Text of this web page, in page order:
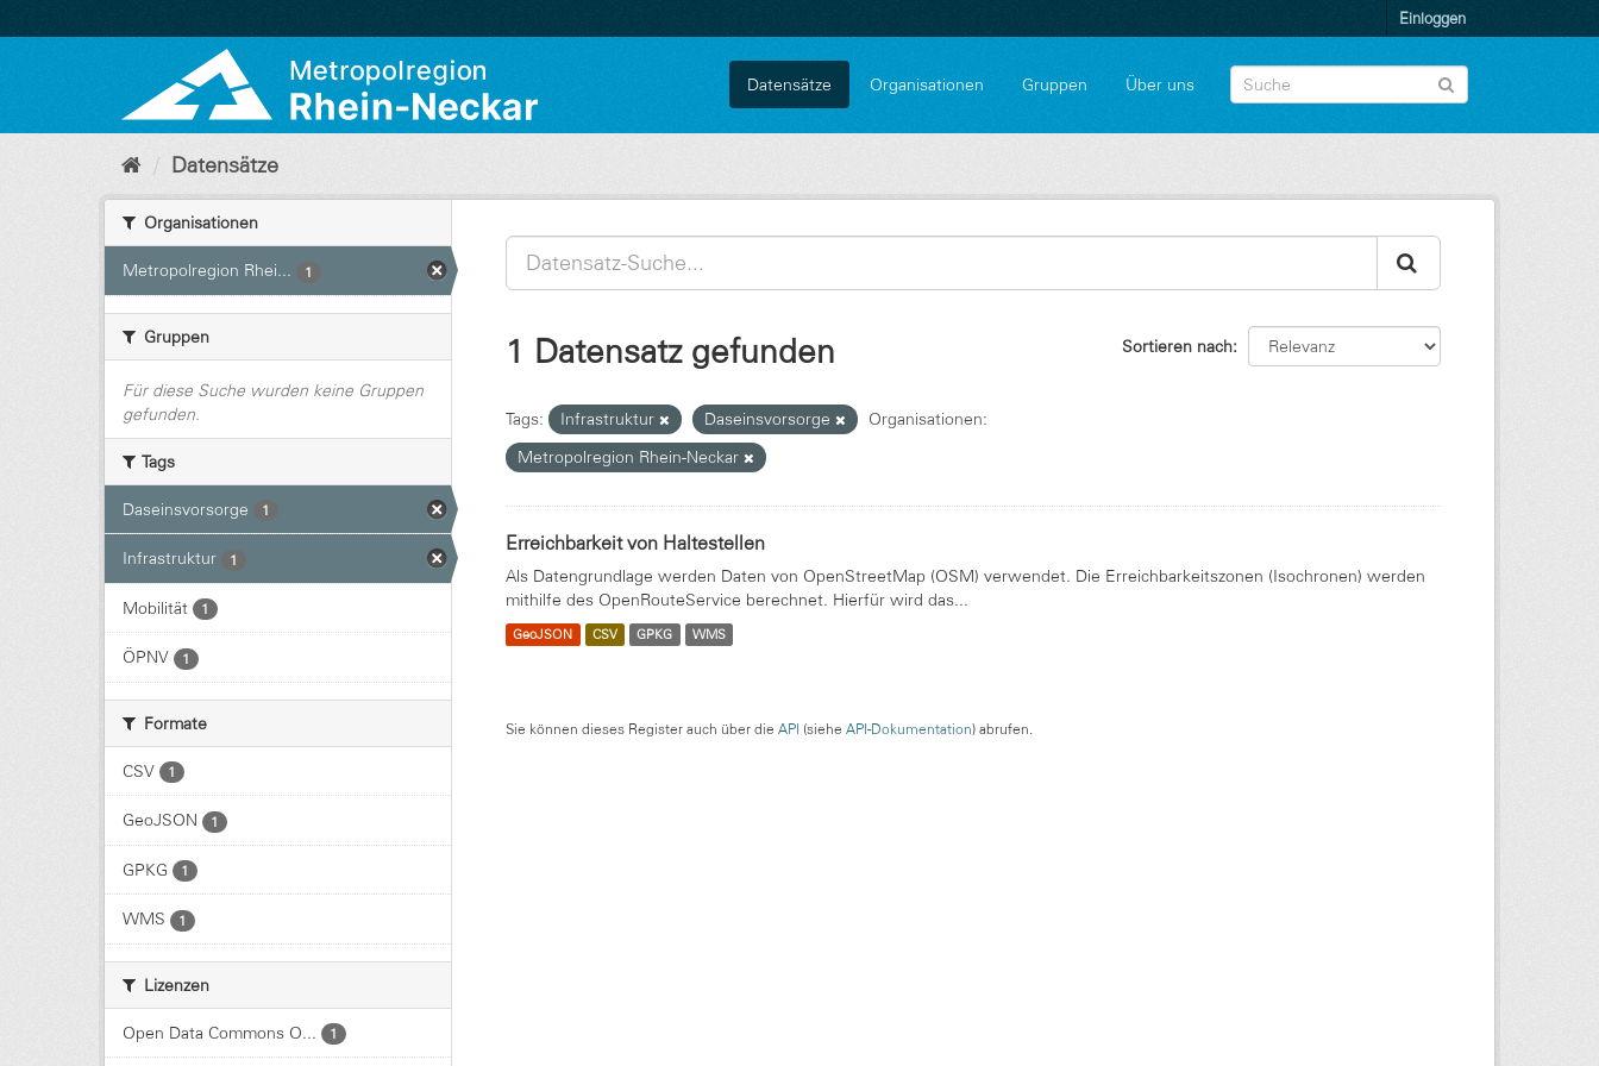
zum
Einloggen
Datensätze Organisationen Gruppen Über uns
Datensätze
Organisationen
Metropolregion Rhei... 1
Gruppen
Für diese Suche wurden keine Gruppen
gefunden.
Tags
Daseinsvorsorge 1
Infrastruktur 1
Mobilität 1
ÖPNV 1
Formate
CSV 1
GeoJSON 1
GPKG 1
WMS 1
Lizenzen
Open Data Commons O... 1
Sortieren nach
1 Datensatz gefunden
Tags: Infrastruktur Daseinsvorsorge
Organisationen:
Metropolregion Rhein-Neckar
Erreichbarkeit von Haltestellen
Als Datengrundlage werden Daten von OpenStreetMap (OSM) verwendet. Die Erreichbarkeitszonen (Isochronen) werden
mithilfe des OpenRouteService berechnet. Hierfür wird das...
GeoJSON CSV GPKG WMS
Sie können dieses Register auch über die API (siehe API-Dokumentation) abrufen.